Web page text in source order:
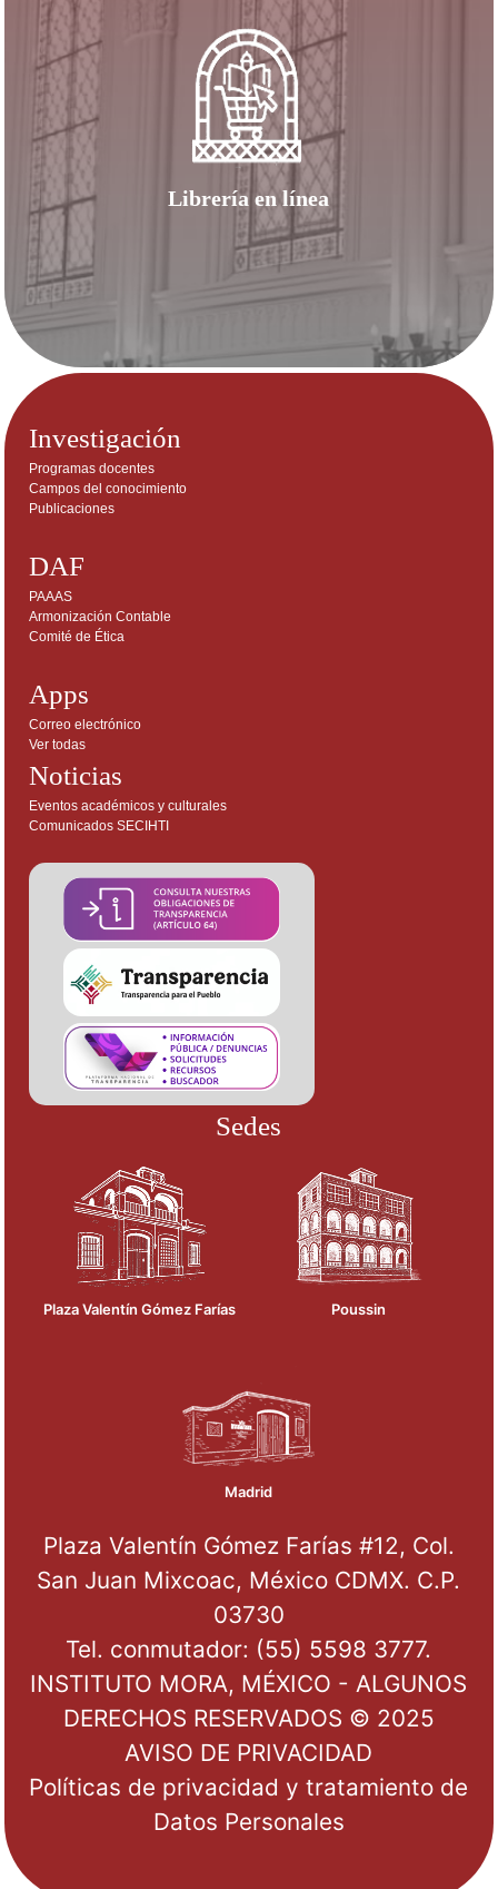
Librería en línea
Investigación
Programas docentes
Campos del conocimiento
Publicaciones
DAF
PAAAS
Armonización Contable
Comité de Ética
Apps
Correo electrónico
Ver todas
Noticias
Eventos académicos y culturales
Comunicados SECIHTI
Sedes
Plaza Valentín Gómez Farías Poussin
Madrid
Plaza Valentín Gómez Farías #12, Col.
San Juan Mixcoac, México CDMX. C.P.
03730
Tel. conmutador: (55) 5598 3777.
INSTITUTO MORA, MÉXICO - ALGUNOS
DERECHOS RESERVADOS © 2025
AVISO DE PRIVACIDAD
Políticas de privacidad y tratamiento de
Datos Personales